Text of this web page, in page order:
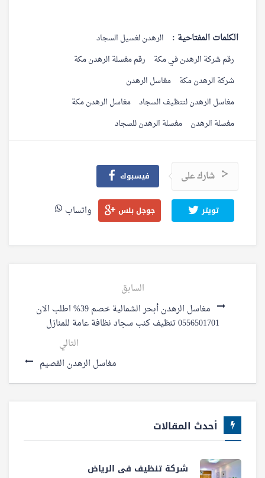
الكلمات المفتاحية :
الرهدن لغسيل السجاد
رقم شركة الرهدن في مكة
رقم مغسلة الرهدن مكة
شركة الرهدن مكة مغاسل الرهدن
مغاسل الرهدن لتنظيف السجاد مغاسل الرهدن مكة
مغسلة الرهدن مغسلة الرهدن للسجاد
شارك على فيسبوك
تويتر جوجل بلس واتساب
السابق
مغاسل الرهدن أبحر الشمالية خصم 39% اطلب الان
0556501701 تنظيف كنب سجاد نظافة عامة للمنازل
التالي
مغاسل الرهدن القصيم
أحدث المقالات
شركة تنظيف فى الرياض